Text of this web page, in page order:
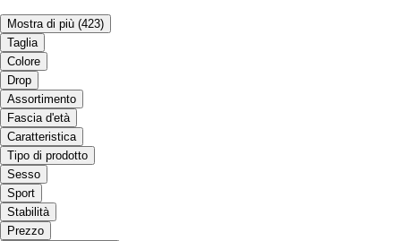
Mostra di più (423)
Taglia
Colore
Drop
Assortimento
Fascia d'età
Caratteristica
Tipo di prodotto
Sesso
Sport
Stabilità
Prezzo